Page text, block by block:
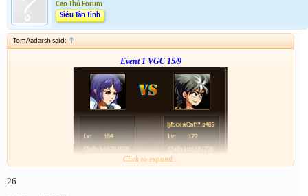
Cao Thủ Forum
Siêu Tân Tinh
TomAadarsh said: ↑
Event 1 VGC 15/9
Click to expand...
26